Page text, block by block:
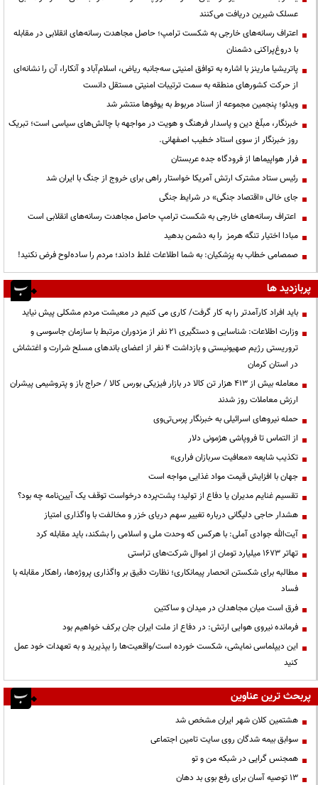
عسلک شیرین دریافت می‌کنند
اعتراف رسانه‌های خارجی به شکست ترامپ؛ حاصل مجاهدت رسانه‌های انقلابی در مقابله
با دروغ‌پراکنی دشمنان
پاتریشیا مارینز با اشاره به توافق امنیتی سه‌جانبه ریاض، اسلام‌آباد و آنکارا، آن را نشانه‌ای
از حرکت کشورهای منطقه به سمت ترتیبات امنیتی مستقل دانست
ویدئو؛ پنجمین مجموعه از اسناد مربوط به یوفوها منتشر شد
خبرنگار، مبلّغ دین و پاسدار فرهنگ و هویت در مواجهه با چالش‌های سیاسی است؛ تبریک
روز خبرنگار از سوی استاد خطیب اصفهانی.
فرار هواپیماها از فرودگاه جده عربستان
رئیس ستاد مشترک ارتش آمریکا خواستار راهی برای خروج از جنگ با ایران شد
جای خالی «اقتصاد جنگی» در شرایط جنگی
اعتراف رسانه‌های خارجی به شکست ترامپ حاصل مجاهدت رسانه‌های انقلابی است
مبادا اختیار تنگه هرمز را به دشمن بدهید
صمصامی خطاب به پزشکیان: به شما اطلاعات غلط دادند؛ مردم را ساده‌لوح فرض نکنید!
پربازدید ها
باید افراد کارآمدتر را به کار گرفت/ کاری می کنیم در معیشت مردم مشکلی پیش نیاید
وزارت اطلاعات: شناسایی و دستگیری ۲۱ نفر از مزدوران مرتبط با سازمان جاسوسی و
تروریستی رژیم صهیونیستی و بازداشت ۴ نفر از اعضای باندهای مسلح شرارت و اغتشاش
در استان کرمان
معامله بیش از ۴۱۳ هزار تن کالا در بازار فیزیکی بورس کالا / حراج باز و پتروشیمی پیشران
ارزش معاملات روز شدند
حمله نیروهای اسرائیلی به خبرنگار پرس‌تی‌وی
از التماس تا فروپاشی هژمونی دلار
تکذیب شایعه «معافیت سربازان فراری»
جهان با افزایش قیمت مواد غذایی مواجه است
تقسیم غنایم مدیران یا دفاع از تولید؛ پشت‌پرده درخواست توقف یک آیین‌نامه چه بود؟
هشدار حاجی دلیگانی درباره تغییر سهم دریای خزر و مخالفت با واگذاری امتیاز
آیت‌الله جوادی آملی: با هرکس که وحدت ملی و اسلامی را بشکند، باید مقابله کرد
تهاتر ۱۶۷۳ میلیارد تومان از اموال شرکت‌های تراستی
مطالبه برای شکستن انحصار پیمانکاری؛ نظارت دقیق بر واگذاری پروژه‌ها، راهکار مقابله با
فساد
فرق است میان مجاهدان در میدان و ساکتین
فرمانده نیروی هوایی ارتش: در دفاع از ملت ایران جان برکف خواهیم بود
این دیپلماسی نمایشی، شکست خورده است/واقعیت‌ها را بپذیرید و به تعهدات خود عمل
کنید
پربحث ترین عناوین
هشتمین کلان شهر ایران مشخص شد
سوابق بیمه شدگان روی سایت تامین اجتماعی
همجنس گرایی در شبکه من و تو
13 توصیه آسان برای رفع بوی بد دهان